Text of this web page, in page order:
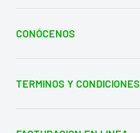
CONÓCENOS
Terms of Service
TERMINOS Y CONDICIONES